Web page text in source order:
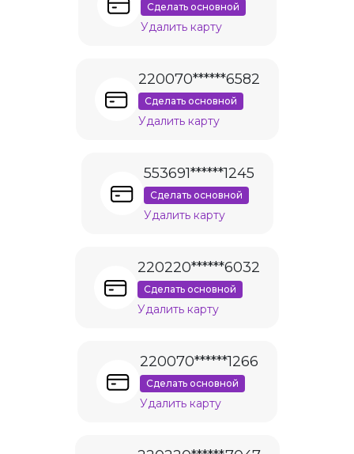
Сделать основной
Удалить карту
220070******6582
Сделать основной
Удалить карту
553691******1245
Сделать основной
Удалить карту
220220******6032
Сделать основной
Удалить карту
220070******1266
Сделать основной
Удалить карту